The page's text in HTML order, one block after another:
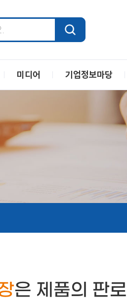
미디어 기업정보마당
은 제품의 판